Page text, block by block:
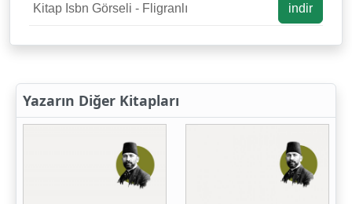
Kitap Isbn Görseli - Fligranlı indir
Yazarın Diğer Kitapları